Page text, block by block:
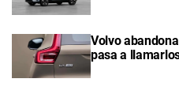
Volvo
pasa a